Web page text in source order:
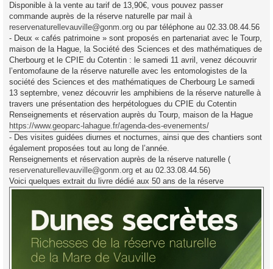
Disponible à la vente au tarif de 13,90€, vous pouvez passer
commande auprès de la réserve naturelle par mail à
reservenaturellevauville@gonm.org ou par téléphone au 02.33.08.44.56
- Deux « cafés patrimoine » sont proposés en partenariat avec le Tourp,
maison de la Hague, la Société des Sciences et des mathématiques de
Cherbourg et le CPIE du Cotentin : le samedi 11 avril, venez découvrir
l’entomofaune de la réserve naturelle avec les entomologistes de la
société des Sciences et des mathématiques de Cherbourg Le samedi
13 septembre, venez découvrir les amphibiens de la réserve naturelle à
travers une présentation des herpétologues du CPIE du Cotentin
Renseignements et réservation auprès du Tourp, maison de la Hague
https://www.geoparc-lahague.fr/agenda-des-evenements/
- Des visites guidées diurnes et nocturnes, ainsi que des chantiers sont
également proposées tout au long de l’année.
Renseignements et réservation auprès de la réserve naturelle (
reservenaturellevauville@gonm.org et au 02.33.08.44.56)
Voici quelques extrait du livre dédié aux 50 ans de la réserve